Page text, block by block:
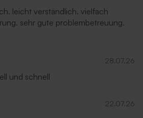
leicht verständlich. vielfach
sehr gute problembetreuung.
28.07.26
und schnell
22.07.26